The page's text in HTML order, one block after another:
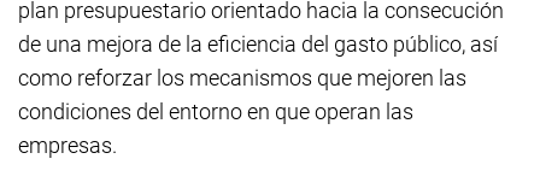
plan presupuestario orientado hacia la consecución
de una mejora de la eficiencia del gasto público, así
como reforzar los mecanismos que mejoren las
condiciones del entorno en que operan las
empresas.